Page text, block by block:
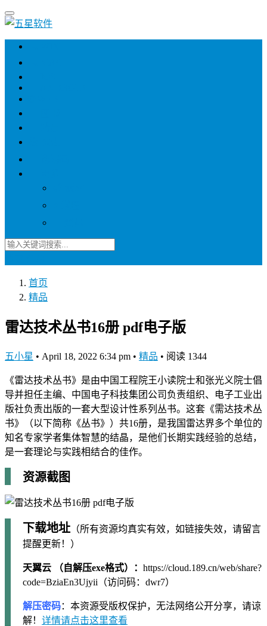
首页
精品
雷达技术丛书16册 pdf电子版
五小星 • April 18, 2022 6:34 pm • 精品 • 阅读 1344
《雷达技术丛书》是由中国工程院王小读院士和张光义院士倡
导并担任主编、中国电子科技集团公司负责组织、电子工业出
版社负责出版的一套大型设计性系列丛书。这套《需达技术丛
书》（以下简称《丛书》）共16册，是我国雷达界多个单位的
知名专家学者集体智慧的结晶，是他们长期实践经验的总结，
是一套理论与实践相结合的佳作。
资源截图
下载地址 （所有资源均真实有效，如链接失效，请留言
提醒更新！）
天翼云 （自解压exe格式）： https://cloud.189.cn/web/share?
code=BziaEn3Ujyii（访问码：dwr7）
解压密码：本资源受版权保护，无法网络公开分享，请谅
解！ 详情请点击这里查看